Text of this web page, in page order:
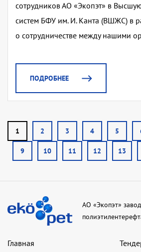
сотрудников АО «Экопэт» в
систем БФУ им. И. Канта (ВШЖС) в
о сотрудничестве между нашими
ПОДРОБНЕЕ
1 2 3 4 5
9 10 11 12 13
АО «Экопэт»
Главная